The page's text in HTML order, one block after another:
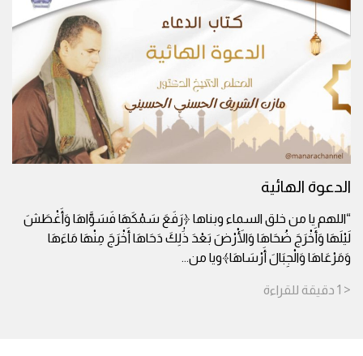
الدعوة الهائية
“اللهم يا من خلق السماء وبناها ﴿رَفَعَ سَمْكَهَا فَسَوَّاهَا وَأَغْطَشَ
لَيْلَهَا وَأَخْرَجَ ضُحَاهَا وَالْأَرْضَ بَعْدَ ذَٰلِكَ دَحَاهَا أَخْرَجَ مِنْهَا مَاءَهَا
وَمَرْعَاهَا وَالْجِبَالَ أَرْسَاهَا﴾ويا من...
< 1 دقيقة للقراءة